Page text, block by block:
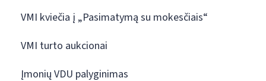
VMI kviečia į „Pasimatymą su mokesčiais“
VMI turto aukcionai
Įmonių VDU palyginimas